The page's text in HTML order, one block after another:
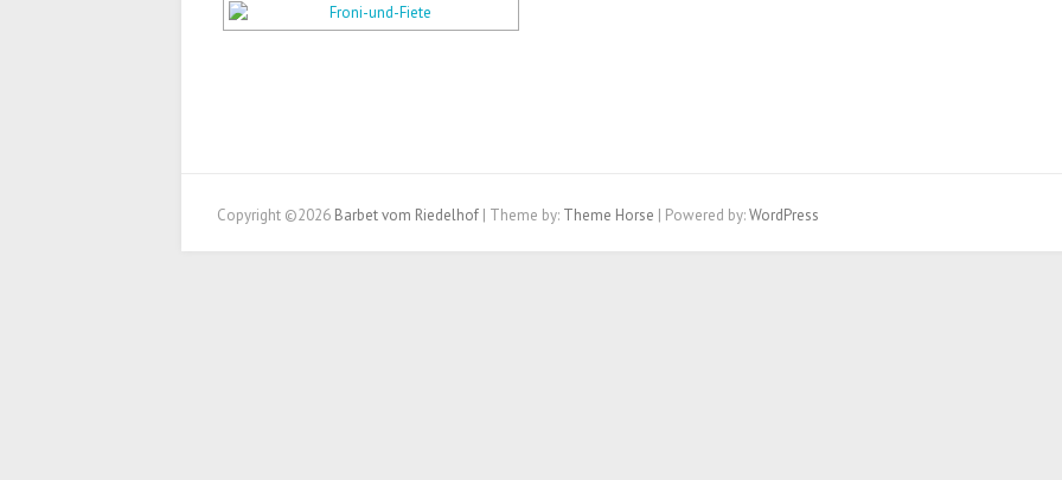
Copyright ©2026 Barbet vom Riedelhof | Theme by: Theme Horse | Powered by:WordPress